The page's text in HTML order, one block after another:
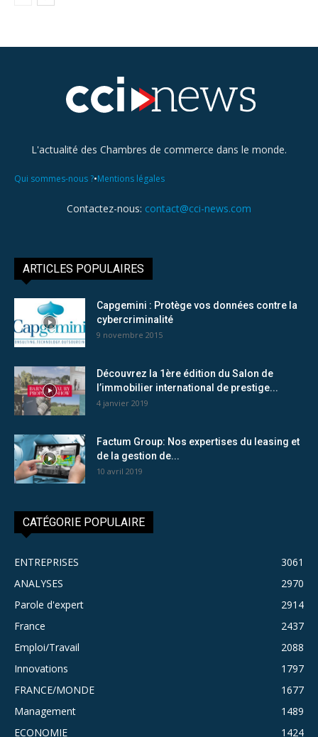
L'actualité des Chambres de commerce dans le monde.
Qui sommes-nous ?•Mentions légales
Contactez-nous: contact@cci-news.com
ARTICLES POPULAIRES
Capgemini : Protège vos données contre la
cybercriminalité
9 novembre 2015
Découvrez la 1ère édition du Salon de
l’immobilier international de prestige...
4 janvier 2019
Factum Group: Nos expertises du leasing et
de la gestion de...
10 avril 2019
CATÉGORIE POPULAIRE
ENTREPRISES
3061
ANALYSES
2970
Parole d'expert
2914
France
2437
Emploi/Travail
2088
Innovations
1797
FRANCE/MONDE
1677
Management
1489
ECONOMIE
1424